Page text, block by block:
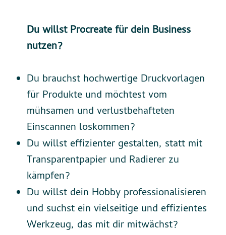
Du willst Procreate für dein Business
nutzen?
Du brauchst hochwertige Druckvorlagen
für Produkte und möchtest vom
mühsamen und verlustbehafteten
Einscannen loskommen?
Du willst effizienter gestalten, statt mit
Transparentpapier und Radierer zu
kämpfen?
Du willst dein Hobby professionalisieren
und suchst ein vielseitige und effizientes
Werkzeug, das mit dir mitwächst?